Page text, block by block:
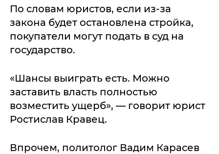
По словам юристов, если из-за
закона будет остановлена стройка,
покупатели могут подать в суд на
государство.
«Шансы выиграть есть. Можно
заставить власть полностью
возместить ущерб», — говорит юрист
Ростислав Кравец.
Впрочем, политолог Вадим Карасев